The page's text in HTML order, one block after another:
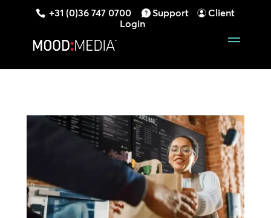
+31 (0)36 747 0700 Support
Client
Login